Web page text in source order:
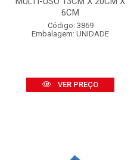
6CM
Código: 3869
Embalagem: UNIDADE
VER PREÇO